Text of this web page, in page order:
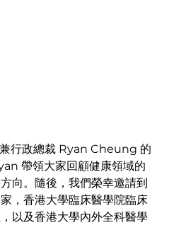
行政總裁 Ryan Cheung 的
帶領大家回顧健康領域的
向。隨後，我們榮幸邀請到
，香港大學臨床醫學院臨床
以及香港大學內外全科醫學